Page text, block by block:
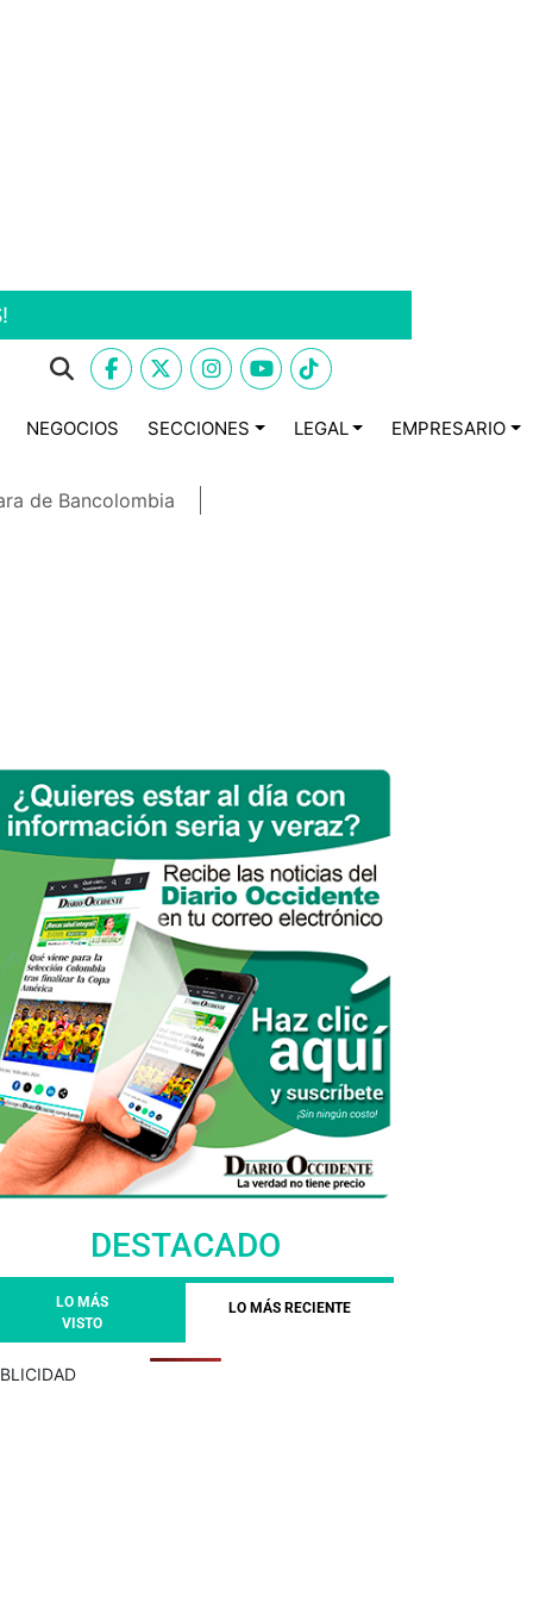
NEGOCIOS SECCIONES LEGAL EMPRESARIO
de Bancolombia
DESTACADO
LO MÁS
VISTO
LO MÁS RECIENTE